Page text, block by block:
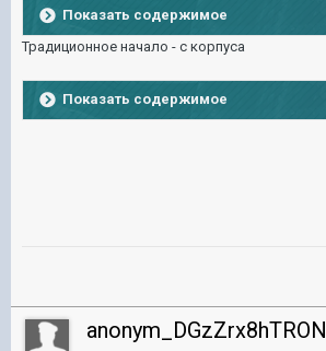
Показать содержимое
Традиционное начало - с корпуса
Показать содержимое
anonym_DGzZrx8hTRON